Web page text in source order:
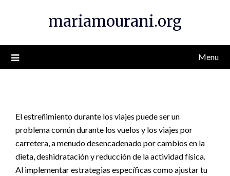
mariamourani.org
Menu
El estreñimiento durante los viajes puede ser un
problema común durante los vuelos y los viajes por
carretera, a menudo desencadenado por cambios en la
dieta, deshidratación y reducción de la actividad física.
Al implementar estrategias específicas como ajustar tu